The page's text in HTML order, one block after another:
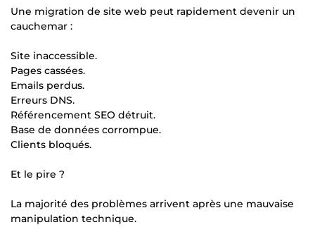
Une migration de site web peut rapidement devenir un
cauchemar :
Site inaccessible.
Pages cassées.
Emails perdus.
Erreurs DNS.
Référencement SEO détruit.
Base de données corrompue.
Clients bloqués.
Et le pire ?
La majorité des problèmes arrivent après une mauvaise
manipulation technique.